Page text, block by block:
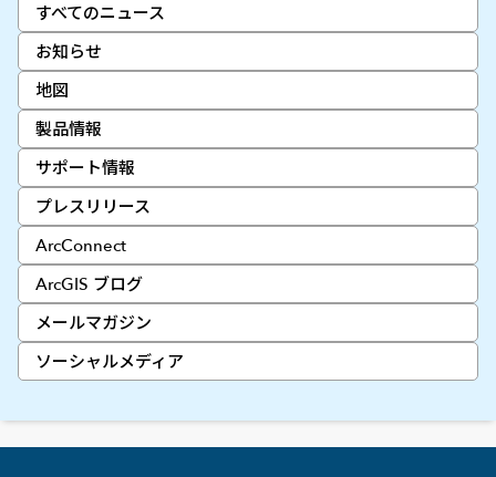
すべてのニュース
お知らせ
地図
製品情報
サポート情報
プレスリリース
ArcConnect
ArcGIS ブログ
メールマガジン
ソーシャルメディア